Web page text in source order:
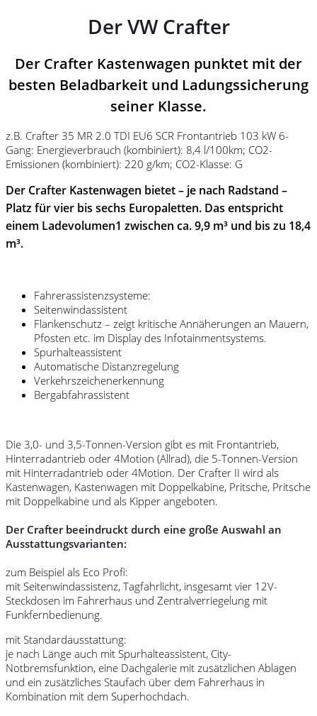
Der VW Crafter
Der Crafter Kastenwagen punktet mit der
besten Beladbarkeit und Ladungssicherung
seiner Klasse.
z.B. Crafter 35 MR 2.0 TDI EU6 SCR Frontantrieb 103 kW 6-
Gang: Energieverbrauch (kombiniert): 8,4 l/100km; CO2-
Emissionen (kombiniert): 220 g/km; CO2-Klasse: G
Der Crafter Kastenwagen bietet – je nach Radstand –
Platz für vier bis sechs Europaletten. Das entspricht
einem Ladevolumen1 zwischen ca. 9,9 m³ und bis zu 18,4
m³.
Fahrerassistenzsysteme:
Seitenwindassistent
Flankenschutz – zeigt kritische Annäherungen an Mauern,
Pfosten etc. im Display des Infotainmentsystems.
Spurhalteassistent
Automatische Distanzregelung
Verkehrszeichenerkennung
Bergabfahrassistent
Die 3,0- und 3,5-Tonnen-Version gibt es mit Frontantrieb,
Hinterradantrieb oder 4Motion (Allrad), die 5-Tonnen-Version
mit Hinterradantrieb oder 4Motion. Der Crafter II wird als
Kastenwagen, Kastenwagen mit Doppelkabine, Pritsche, Pritsche
mit Doppelkabine und als Kipper angeboten.
Der Crafter beeindruckt durch eine große Auswahl an
Ausstattungsvarianten:
zum Beispiel als Eco Profi:
mit Seitenwindassistenz, Tagfahrlicht, insgesamt vier 12V-
Steckdosen im Fahrerhaus und Zentralverriegelung mit
Funkfernbedienung.
mit Standardausstattung:
je nach Länge auch mit Spurhalteassistent, City-
Notbremsfunktion, eine Dachgalerie mit zusätzlichen Ablagen
und ein zusätzliches Staufach über dem Fahrerhaus in
Kombination mit dem Superhochdach.